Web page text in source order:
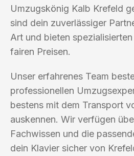
Umzugskönig Kalb Krefeld
sind dein zuverlässiger
Art und bieten
fairen Preisen.
Unser erfahrenes Team
professionellen
bestens mit dem Transport
auskennen. Wir verfügen
Fachwissen und die
dein Klavier sicher von